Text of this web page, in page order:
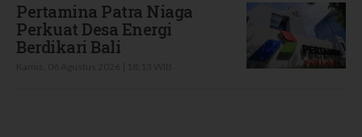
Pertamina Patra Niaga
Perkuat Desa Energi
Berdikari Bali